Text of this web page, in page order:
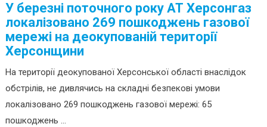
У березні поточного року АТ Херсонгаз
локалізовано 269 пошкоджень газової
мережі на деокупованій території
Херсонщини
На території деокупованої Херсонської області внаслідок
обстрілів, не дивлячись на складні безпекові умови
локалізовано 269 пошкоджень газової мережі: 65
пошкоджень ...